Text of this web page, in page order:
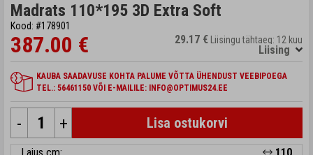
Madrats 110*195 3D Extra Soft
Kood: #178901
387.00 € 29.17 € Liisingu tähtaeg: 12 kuu
Liising
KAUBA SAADAVUSE KOHTA PALUME VÕTTA ÜHENDUST VEEBIPOEGA
TEL.: 56461150 VÕI E-MAILILE: INFO@OPTIMUS24.EE
- + Lisa ostukorvi